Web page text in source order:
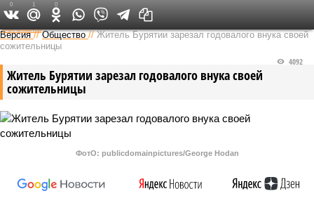
Федеральный выпуск
Версия //Общество //Житель Бурятии зарезал годовалого внука своей
сожительницы
Житель Бурятии зарезал годовалого внука своей
сожительницы
4092
ФотО: publicdomainpictures/George Hodan
0 1 0